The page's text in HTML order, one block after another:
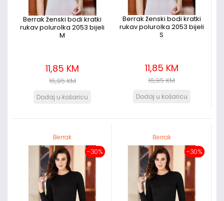
Berrak ženski bodi kratki
rukav polurolka 2053 bijeli
M
11,85 KM
16,95 KM
Berrak ženski bodi kratki
rukav polurolka 2053 bijeli
S
11,85 KM
16,95 KM
Berrak
-30%
Berrak
-30%